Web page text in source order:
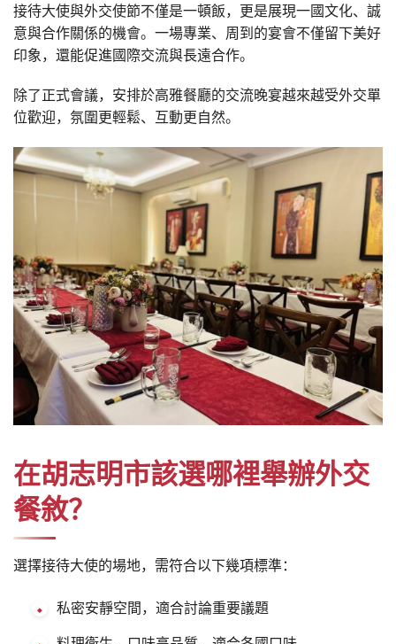
接待大使與外交使節不僅是一頓飯，更是展現一國文化、誠
意與合作關係的機會。一場專業、周到的宴會不僅留下美好
印象，還能促進國際交流與長遠合作。
除了正式會議，安排於高雅餐廳的交流晚宴越來越受外交單
位歡迎，氛圍更輕鬆、互動更自然。
在胡志明市該選哪裡舉辦外交
餐敘？
選擇接待大使的場地，需符合以下幾項標準：
私密安靜空間，適合討論重要議題